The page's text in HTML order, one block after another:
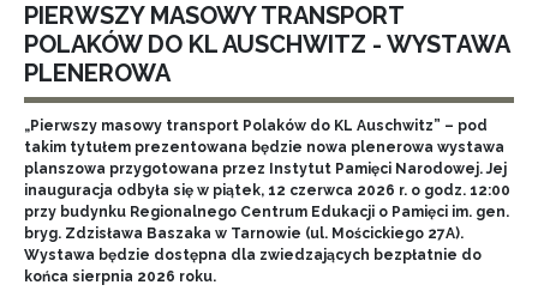
PIERWSZY MASOWY TRANSPORT
POLAKÓW DO KL AUSCHWITZ - WYSTAWA
PLENEROWA
„Pierwszy masowy transport Polaków do KL Auschwitz” – pod
takim tytułem prezentowana będzie nowa plenerowa wystawa
planszowa przygotowana przez Instytut Pamięci Narodowej. Jej
inauguracja odbyła się w piątek, 12 czerwca 2026 r. o godz. 12:00
przy budynku Regionalnego Centrum Edukacji o Pamięci im. gen.
bryg. Zdzisława Baszaka w Tarnowie (ul. Mościckiego 27A).
Wystawa będzie dostępna dla zwiedzających bezpłatnie do
końca sierpnia 2026 roku.